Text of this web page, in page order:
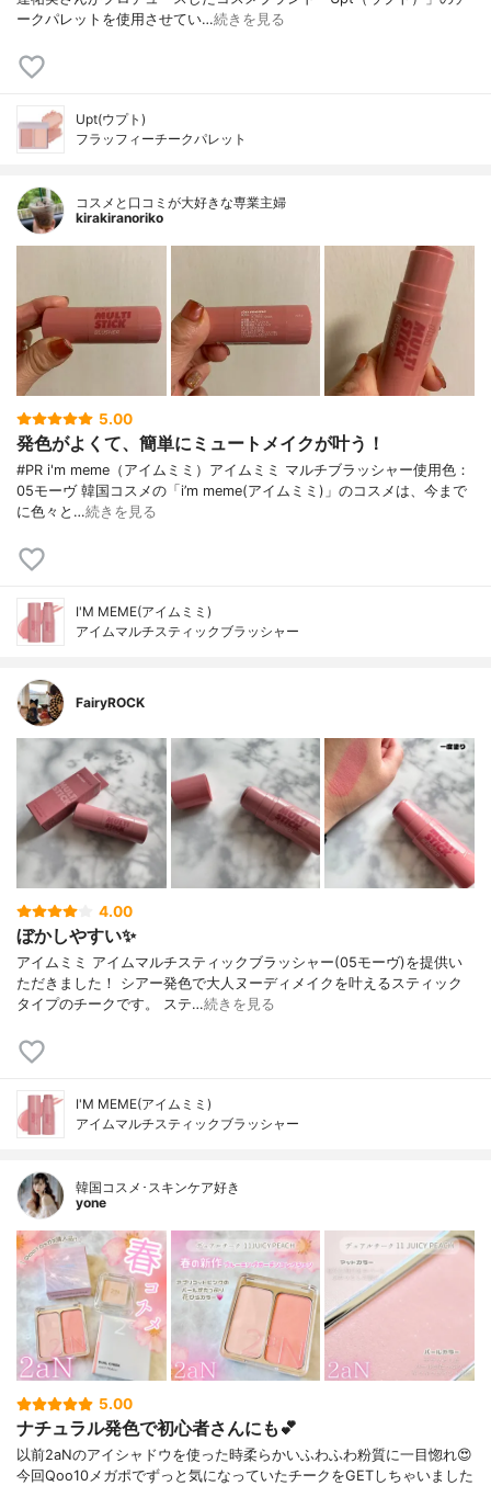
ークパレットを使用させてい…続きを見る
Upt(ウプト)
フラッフィーチークパレット
コスメと口コミが大好きな専業主婦
kirakiranoriko
5.00
発色がよくて、簡単にミュートメイクが叶う！
#PR i'm meme（アイムミミ）アイムミミ マルチブラッシャー使用色：
05モーヴ 韓国コスメの「i’m meme(アイムミミ)」のコスメは、今まで
に色々と…続きを見る
I'M MEME(アイムミミ)
アイムマルチスティックブラッシャー
FairyROCK
4.00
ぼかしやすい✨
アイムミミ アイムマルチスティックブラッシャー(05モーヴ)を提供い
ただきました！ シアー発色で大人ヌーディメイクを叶えるスティック
タイプのチークです。 ステ…続きを見る
I'M MEME(アイムミミ)
アイムマルチスティックブラッシャー
韓国コスメ･スキンケア好き
yone
5.00
ナチュラル発色で初心者さんにも💕
以前2aNのアイシャドウを使った時柔らかいふわふわ粉質に一目惚れ😍⁡
今回Qoo10メガポでずっと気になっていたチークをGETしちゃいました